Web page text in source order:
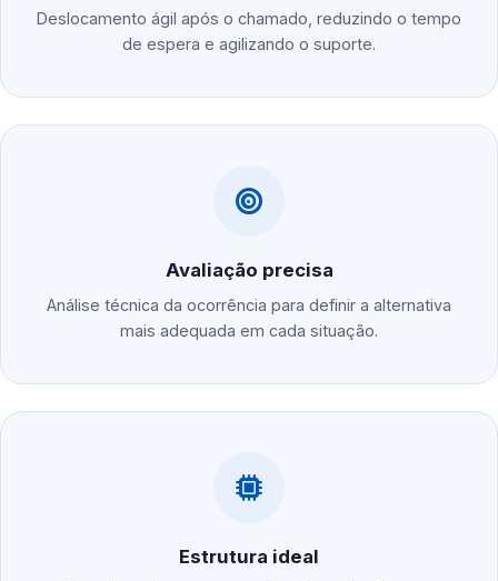
Deslocamento ágil após o chamado, reduzindo o tempo
de espera e agilizando o suporte.
Avaliação precisa
Análise técnica da ocorrência para definir a alternativa
mais adequada em cada situação.
Estrutura ideal